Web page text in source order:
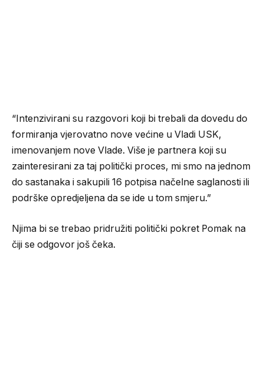
“Intenzivirani su razgovori koji bi trebali da dovedu do
formiranja vjerovatno nove većine u Vladi USK,
imenovanjem nove Vlade. Više je partnera koji su
zainteresirani za taj politički proces, mi smo na jednom
do sastanaka i sakupili 16 potpisa načelne saglanosti ili
podrške opredjeljena da se ide u tom smjeru.”
Njima bi se trebao pridružiti politički pokret Pomak na
čiji se odgovor još čeka.